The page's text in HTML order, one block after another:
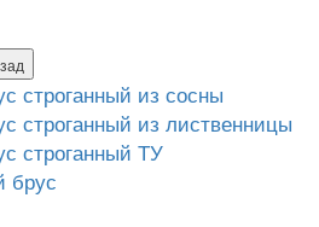
строганный из сосны
строганный из лиственницы
строганный ТУ
брус